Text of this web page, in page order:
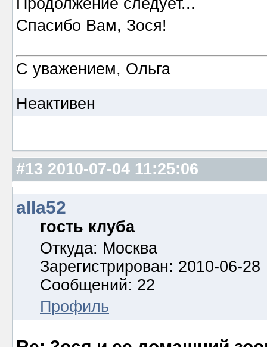
Спасибо Вам, Зося!
С уважением, Ольга
Неактивен
#13 2010-07-04 11:25:06
alla52
гость клуба
Откуда: Москва
Зарегистрирован: 2010-06-28
Сообщений: 22
Профиль